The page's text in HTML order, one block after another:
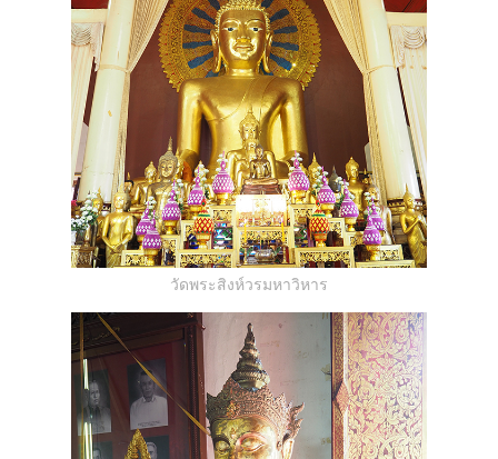
วัดพระสิงห์วรมหาวิหาร